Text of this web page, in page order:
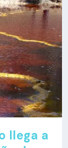
llega a